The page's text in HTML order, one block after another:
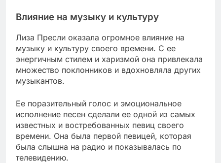
Влияние на музыку и культуру
Лиза Пресли оказала огромное влияние на
музыку и культуру своего времени. С ее
энергичным стилем и харизмой она привлекала
множество поклонников и вдохновляла других
музыкантов.
Ее поразительный голос и эмоциональное
исполнение песен сделали ее одной из самых
известных и востребованных певиц своего
времени. Она была первой певицей, которая
была слышна на радио и показывалась по
телевидению.